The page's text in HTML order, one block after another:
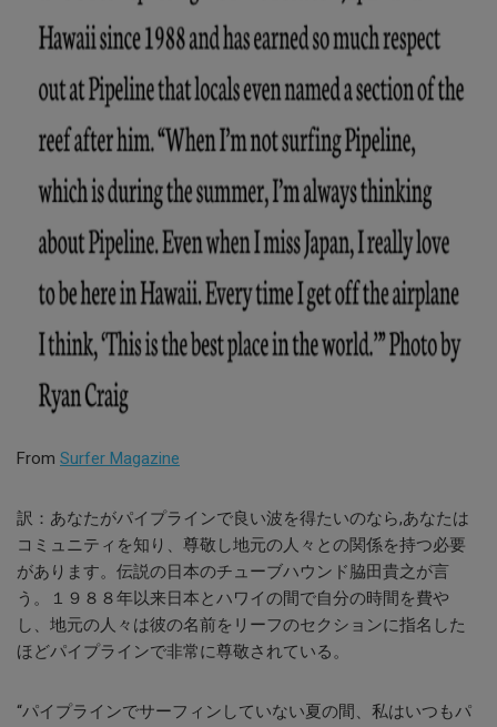
From Surfer Magazine
訳：あなたがパイプラインで良い波を得たいのなら,あなたは
コミュニティを知り、尊敬し地元の人々との関係を持つ必要
があります。伝説の日本のチューブハウンド脇田貴之が言
う。
１９８８年以来日本とハワイの間で自分の時間を費や
し、地元の人々は彼の名前をリーフのセクションに指名した
ほどパイプラインで非常に尊敬されている。
“パイプラインでサーフィンしていない夏の間、私はいつもパ